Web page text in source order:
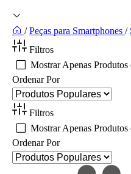
/ Peças para Smartphones /
Filtros
Mostrar Apenas Produtos
Ordenar Por
Filtros
Mostrar Apenas Produtos
Ordenar Por